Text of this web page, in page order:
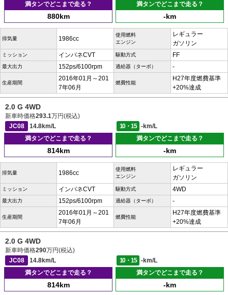
満タンでどこまで走る？
880km
満タンでどこまで走る？
-km
排気量 1986cc
使用燃料
エンジン
レギュラー
ガソリン
ミッション インパネCVT 駆動方式 FF
最大出力 152ps/6100rpm 過給器（ターボ） -
生産期間
2016年01月～201
7年06月
燃費性能
H27年度燃費基準
+20%達成
2.0 G 4WD
新車時価格293.1万円(税込)
JC08
14.8km/L 10・15
-km/L
満タンでどこまで走る？
814km
満タンでどこまで走る？
-km
排気量 1986cc
使用燃料
エンジン
レギュラー
ガソリン
ミッション インパネCVT 駆動方式 4WD
最大出力 152ps/6100rpm 過給器（ターボ） -
生産期間
2016年01月～201
7年06月
燃費性能
H27年度燃費基準
+20%達成
2.0 G 4WD
新車時価格290万円(税込)
JC08
14.8km/L 10・15
-km/L
満タンでどこまで走る？
814km
満タンでどこまで走る？
-km